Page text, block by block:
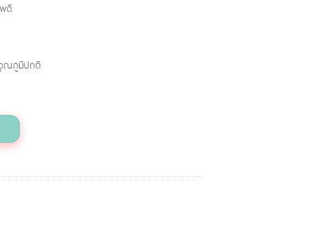
ดี
อุณภูมิปกติ